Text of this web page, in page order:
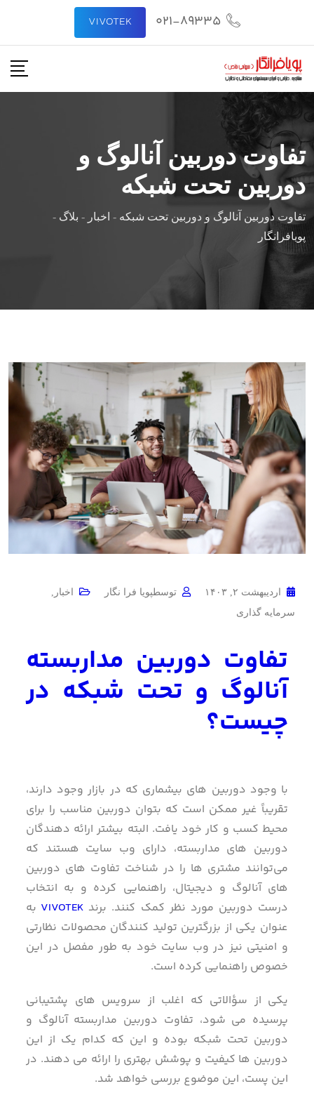
021-89335
VIVOTEK
تفاوت دوربین آنالوگ و
دوربین تحت شبکه
تفاوت دوربین آنالوگ و دوربین تحت شبکه - اخبار - بلاگ -
پویافرانگار
اردیبهشت ۲, ۱۴۰۳ توسطپویا فرا نگار اخبار ,
سرمایه گذاری
تفاوت دوربین مداربسته
آنالوگ و تحت شبکه در
چیست؟
با وجود دوربین های بیشماری که در بازار وجود دارند،
تقریباً غیر ممکن است که بتوان دوربین مناسب را برای
محیط کسب و کار خود یافت. البته بیشتر ارائه دهندگان
دوربین های مداربسته، دارای وب سایت هستند که
می‌توانند مشتری ها را در شناخت تفاوت های دوربین
های آنالوگ و دیجیتال، راهنمایی کرده و به انتخاب
درست دوربین مورد نظر کمک کنند. برند VIVOTEK به
عنوان یکی از بزرگترین تولید کنندگان محصولات نظارتی
و امنیتی نیز در وب سایت خود به طور مفصل در این
خصوص راهنمایی کرده است.
یکی از سؤالاتی که اغلب از سرویس های پشتیبانی
پرسیده می شود، تفاوت دوربین مداربسته آنالوگ و
دوربین تحت شبکه بوده و این که کدام یک از این
دوربین ها کیفیت و پوشش بهتری را ارائه می دهند. در
این پست، این موضوع بررسی خواهد شد.